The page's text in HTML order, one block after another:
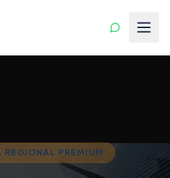
REGIONAL PREMIUM